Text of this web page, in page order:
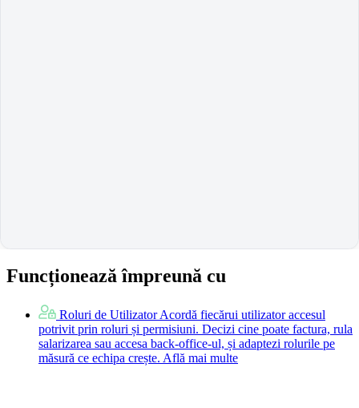
Demo interactiv · se încarcă la cerere
Funcționează împreună cu
Roluri de Utilizator Acordă fiecărui utilizator accesul
potrivit prin roluri și permisiuni. Decizi cine poate factura, rula
salarizarea sau accesa back-office-ul, și adaptezi rolurile pe
măsură ce echipa crește. Află mai multe